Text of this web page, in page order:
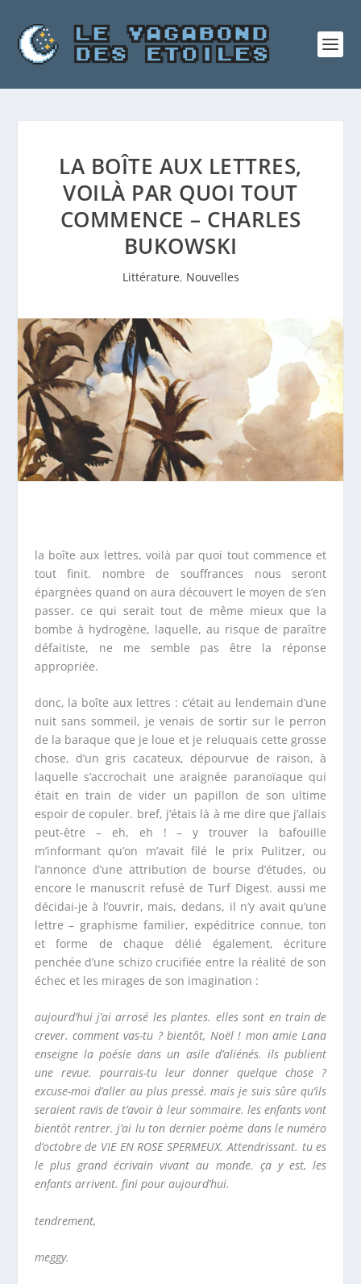
LA BOÎTE AUX LETTRES,
VOILÀ PAR QUOI TOUT
COMMENCE – CHARLES
BUKOWSKI
Littérature, Nouvelles
la boîte aux lettres, voilà par quoi tout commence et
tout finit. nombre de souffrances nous seront
épargnées quand on aura découvert le moyen de s’en
passer. ce qui serait tout de même mieux que la
bombe à hydrogène, laquelle, au risque de paraître
défaitiste, ne me semble pas être la réponse
appropriée.
donc, la boîte aux lettres : c’était au lendemain d’une
nuit sans sommeil, je venais de sortir sur le perron
de la baraque que je loue et je reluquais cette grosse
chose, d’un gris cacateux, dépourvue de raison, à
laquelle s’accrochait une araignée paranoïaque qui
était en train de vider un papillon de son ultime
espoir de copuler. bref, j’étais là à me dire que j’allais
peut-être – eh, eh ! – y trouver la bafouille
m’informant qu’on m’avait filé le prix Pulitzer, ou
l’annonce d’une attribution de bourse d’études, ou
encore le manuscrit refusé de Turf Digest. aussi me
décidai-je à l’ouvrir, mais, dedans, il n’y avait qu’une
lettre – graphisme familier, expéditrice connue, ton
et forme de chaque délié également, écriture
penchée d’une schizo crucifiée entre la réalité de son
échec et les mirages de son imagination :
aujourd’hui j’ai arrosé les plantes. elles sont en train de
crever. comment vas-tu ? bientôt, Noël ! mon amie Lana
enseigne la poésie dans un asile d’aliénés.ils publient
une revue. pourrais-tu leur donner quelque chose ?
excuse-moi d’aller au plus pressé. mais je suis sûre qu’ils
seraient ravis de t’avoir à leur sommaire. les enfants vont
bientôt rentrer. j’ai lu ton dernier poème dans le numéro
d’octobre de VIE EN ROSE SPERMEUX.Attendrissant. tu es
le plus grand écrivain vivant au monde. ça y est, les
enfants arrivent. fini pour aujourd’hui.
tendrement,
meggy.